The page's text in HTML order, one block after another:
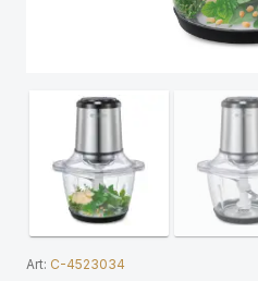
Art: C-4523034